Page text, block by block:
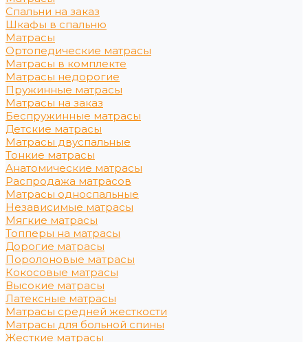
Спальни на заказ
Шкафы в спальню
Матрасы
Ортопедические матрасы
Матрасы в комплекте
Матрасы недорогие
Пружинные матрасы
Матрасы на заказ
Беспружинные матрасы
Детские матрасы
Матрасы двуспальные
Тонкие матрасы
Анатомические матрасы
Распродажа матрасов
Матрасы односпальные
Независимые матрасы
Мягкие матрасы
Топперы на матрасы
Дорогие матрасы
Поролоновые матрасы
Кокосовые матрасы
Высокие матрасы
Латексные матрасы
Матрасы средней жесткости
Матрасы для больной спины
Жесткие матрасы